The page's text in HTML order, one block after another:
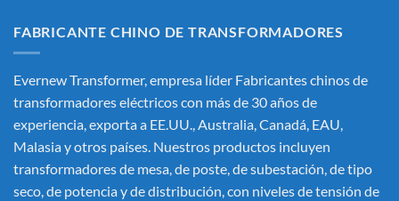
FABRICANTE CHINO DE TRANSFORMADORES
Evernew Transformer, empresa líder Fabricantes chinos de
transformadores eléctricoscon más de 30 años de
experiencia, exporta a EE.UU., Australia, Canadá, EAU,
Malasia y otros países. Nuestros productos incluyen
transformadores de mesa, de poste, de subestación, de tipo
seco, de potencia y de distribución, con niveles de tensión de